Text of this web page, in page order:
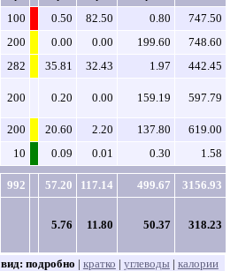
100 0.50 82.50 0.80
747.50
200 0.00 0.00 199.60
748.60
282 35.81 32.43 1.97
442.45
200 0.20 0.00 159.19 597.79
200 20.60 2.20 137.80
619.00
10 0.09 0.01 0.30 1.58
992 57.20 117.14 499.67
3156.93
5.76 11.80 50.37 318.23
вид: подробно | кратко | углеводы| калории